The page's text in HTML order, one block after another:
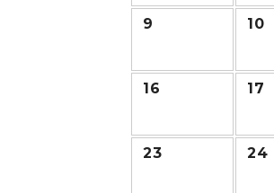
9 10
16 17
23 24